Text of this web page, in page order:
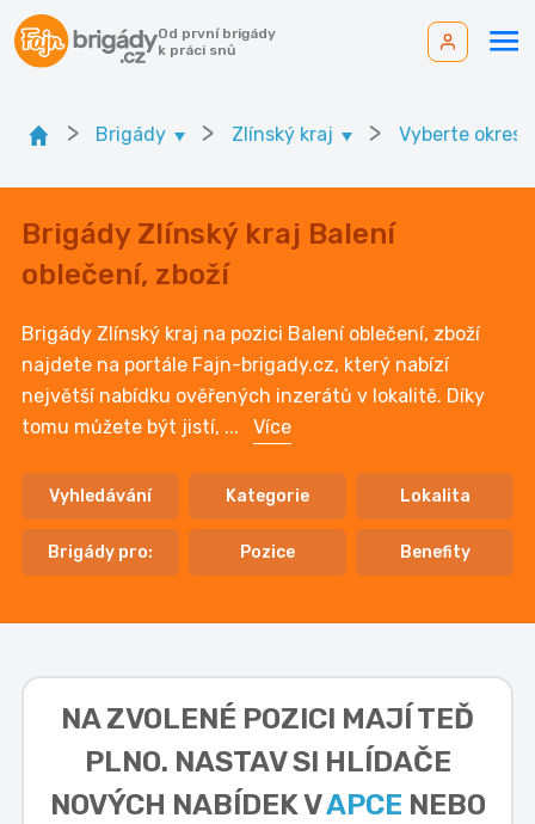
Od první brigády
k práci snů
> Brigády > Zlínský kraj > Vyberte okres
Brigády Zlínský kraj Balení
oblečení, zboží
Brigády Zlínský kraj na pozici Balení oblečení, zboží
najdete na portále Fajn-brigady.cz, který nabízí
největší nabídku ověřených inzerátů v lokalitě. Díky
tomu můžete být jistí, ... Více
Vyhledávání Kategorie Lokalita
Brigády pro: Pozice Benefity
NA ZVOLENÉ POZICI MAJÍ TEĎ
PLNO. NASTAV SI HLÍDAČE
NOVÝCH NABÍDEK VAPCE NEBO